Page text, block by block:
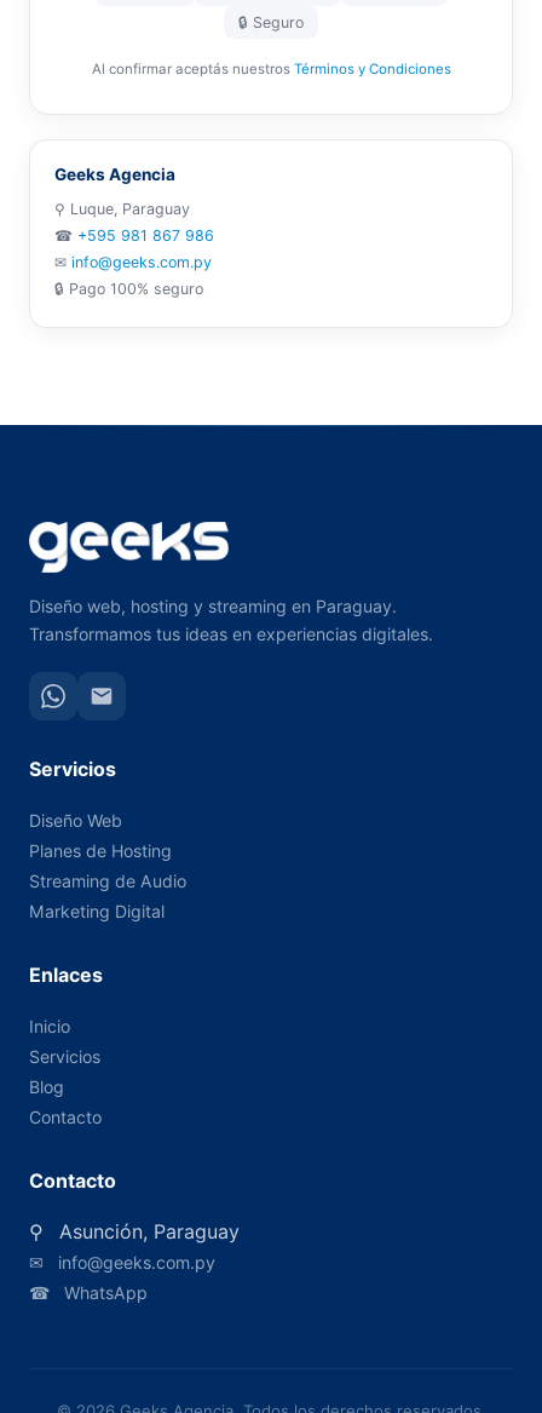
🔒 Seguro
Al confirmar aceptás nuestros Términos y Condiciones
Geeks Agencia
⚲ Luque, Paraguay
☎ +595 981 867 986
✉ info@geeks.com.py
🔒 Pago 100% seguro
Diseño web, hosting y streaming en Paraguay.
Transformamos tus ideas en experiencias digitales.
Servicios
Diseño Web
Planes de Hosting
Streaming de Audio
Marketing Digital
Enlaces
Inicio
Servicios
Blog
Contacto
Contacto
⚲ Asunción, Paraguay
✉
info@geeks.com.py
☎
WhatsApp